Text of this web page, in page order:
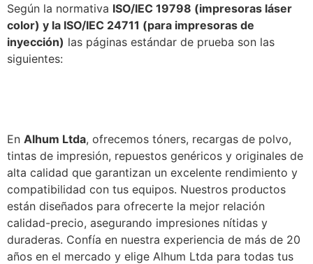
Según la normativa ISO/IEC 19798 (impresoras láser
color) y la ISO/IEC 24711 (para impresoras de
inyección) las páginas estándar de prueba son las
siguientes:
En Alhum Ltda, ofrecemos tóners, recargas de polvo,
tintas de impresión, repuestos genéricos y originales de
alta calidad que garantizan un excelente rendimiento y
compatibilidad con tus equipos. Nuestros productos
están diseñados para ofrecerte la mejor relación
calidad-precio, asegurando impresiones nítidas y
duraderas. Confía en nuestra experiencia de más de 20
años en el mercado y elige Alhum Ltda para todas tus